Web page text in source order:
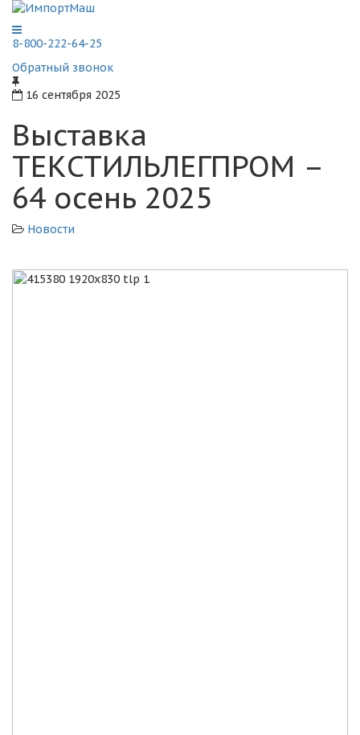
8-800-222-64-25
Обратный звонок
16 сентября 2025
Выставка
ТЕКСТИЛЬЛЕГПРОМ –
64 осень 2025
Новости